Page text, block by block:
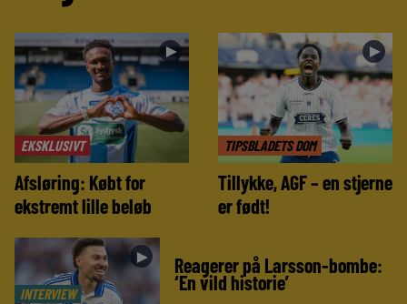
EKSKLUSIVT
►
Afsløring: Købt for
ekstremt lille beløb
TIPSBLADETS DOM
►
Tillykke, AGF – en stjerne
er født!
INTERVIEW
► Reagerer på Larsson-bombe:
‘En vild historie’